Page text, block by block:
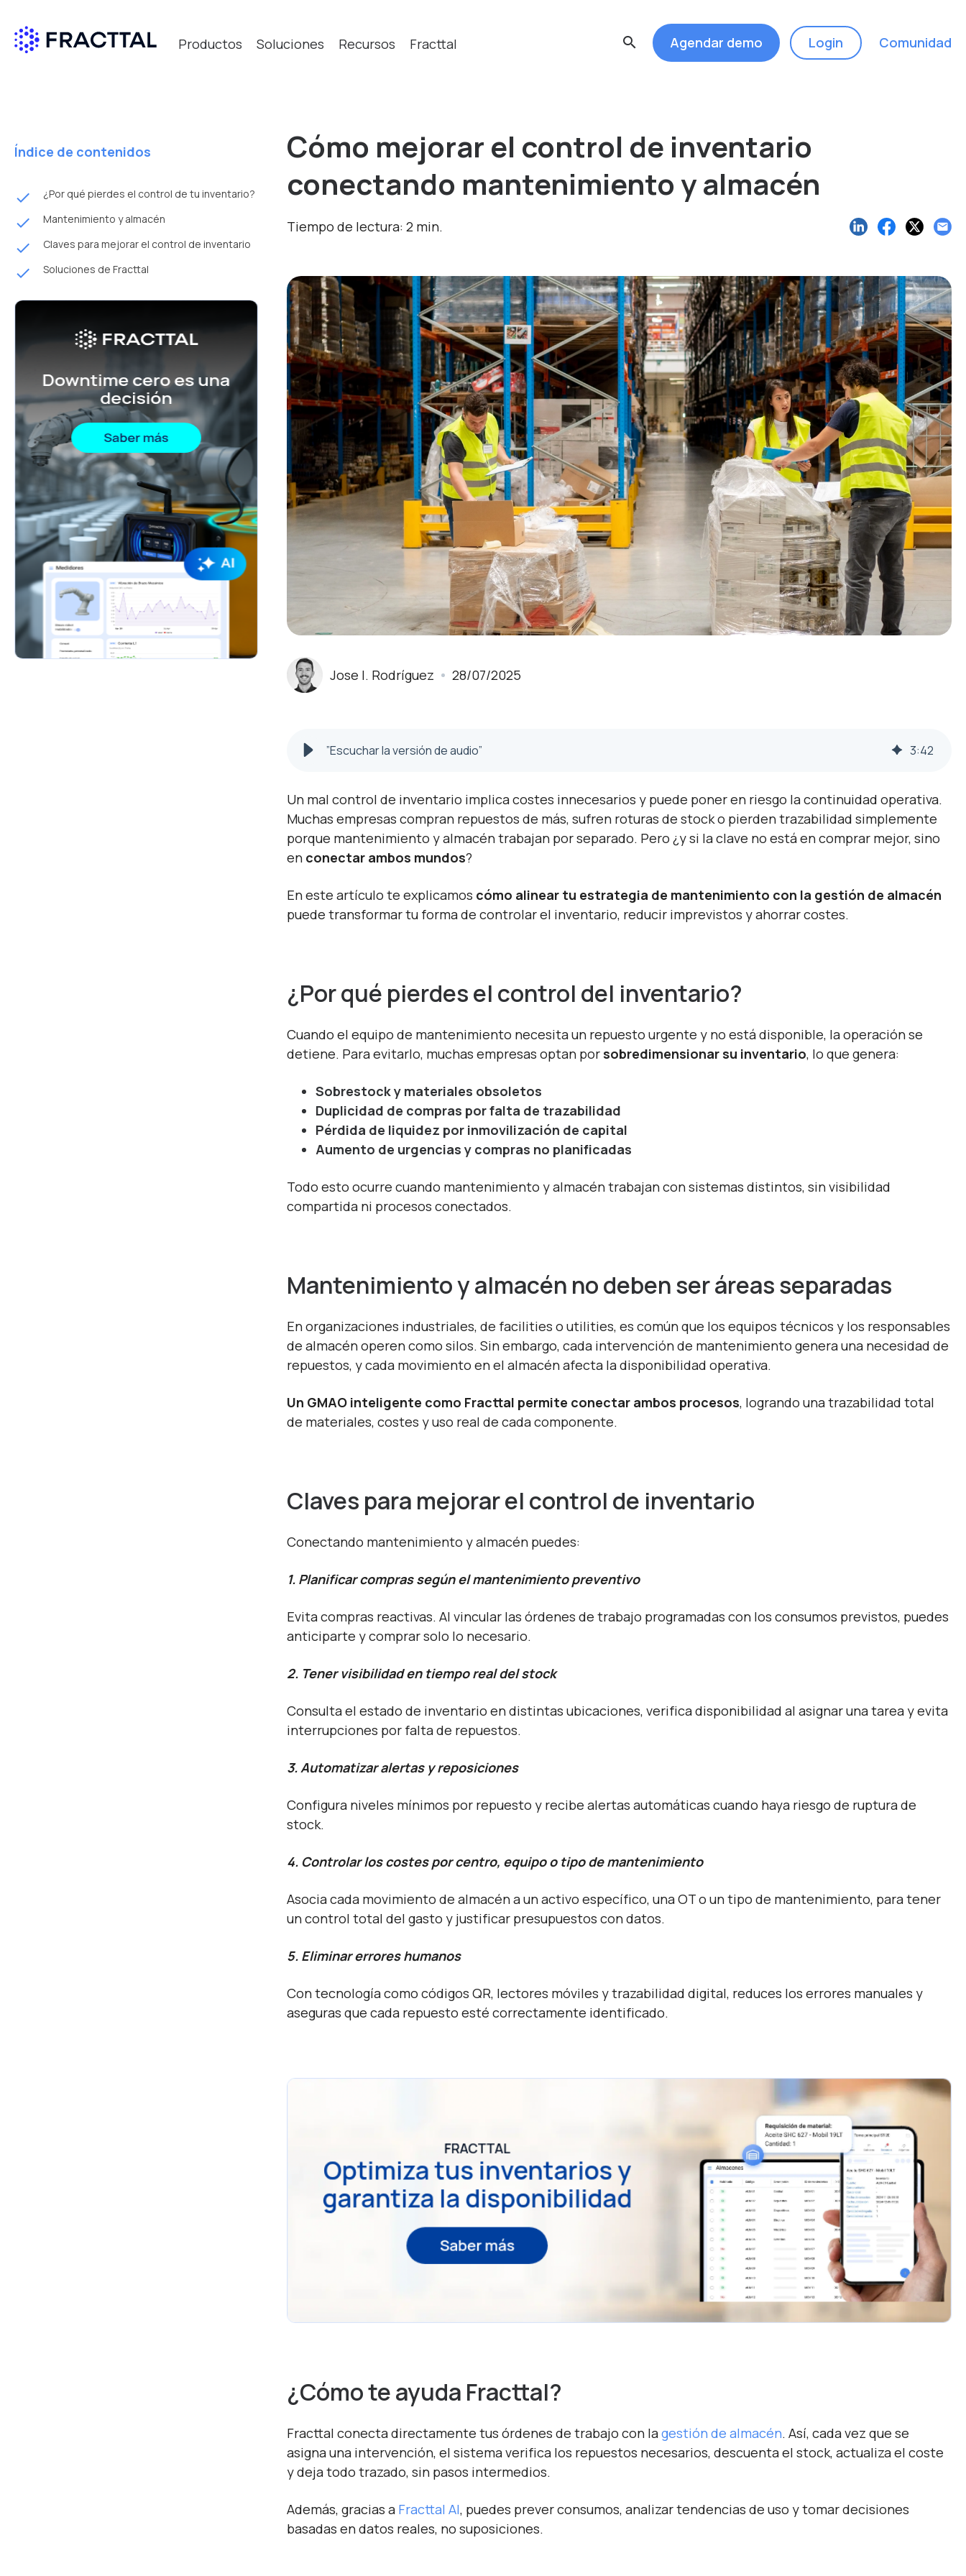
Productos Soluciones Recursos Fracttal search Agendar demo Login Comunidad
Índice de contenidos
done ¿Por qué pierdes el control de tu inventario?
done Mantenimiento y almacén
done Claves para mejorar el control de inventario
done Soluciones de Fracttal
Cómo mejorar el control de inventario
conectando mantenimiento y almacén
Tiempo de lectura: 2 min.
Jose I. Rodríguez 28/07/2025
”Escuchar la versión de audio” 3:42
Un mal control de inventario implica costes innecesarios y puede poner en riesgo la continuidad operativa.
Muchas empresas compran repuestos de más, sufren roturas de stock o pierden trazabilidad simplemente
porque mantenimiento y almacén trabajan por separado. Pero ¿y si la clave no está en comprar mejor, sino
en conectar ambos mundos?
En este artículo te explicamos cómo alinear tu estrategia de mantenimiento con la gestión de almacén
puede transformar tu forma de controlar el inventario, reducir imprevistos y ahorrar costes.
¿Por qué pierdes el control del inventario?
Cuando el equipo de mantenimiento necesita un repuesto urgente y no está disponible, la operación se
detiene. Para evitarlo, muchas empresas optan por sobredimensionar su inventario, lo que genera:
Sobrestock y materiales obsoletos
Duplicidad de compras por falta de trazabilidad
Pérdida de liquidez por inmovilización de capital
Aumento de urgencias y compras no planificadas
Todo esto ocurre cuando mantenimiento y almacén trabajan con sistemas distintos, sin visibilidad
compartida ni procesos conectados.
Mantenimiento y almacén no deben ser áreas separadas
En organizaciones industriales, de facilities o utilities, es común que los equipos técnicos y los responsables
de almacén operen como silos. Sin embargo, cada intervención de mantenimiento genera una necesidad de
repuestos, y cada movimiento en el almacén afecta la disponibilidad operativa.
Un GMAO inteligente como Fracttal permite conectar ambos procesos, logrando una trazabilidad total
de materiales, costes y uso real de cada componente.
Claves para mejorar el control de inventario
Conectando mantenimiento y almacén puedes:
1. Planificar compras según el mantenimiento preventivo
Evita compras reactivas. Al vincular las órdenes de trabajo programadas con los consumos previstos, puedes
anticiparte y comprar solo lo necesario.
2. Tener visibilidad en tiempo real del stock
Consulta el estado de inventario en distintas ubicaciones, verifica disponibilidad al asignar una tarea y evita
interrupciones por falta de repuestos.
3. Automatizar alertas y reposiciones
Configura niveles mínimos por repuesto y recibe alertas automáticas cuando haya riesgo de ruptura de
stock.
4. Controlar los costes por centro, equipo o tipo de mantenimiento
Asocia cada movimiento de almacén a un activo específico, una OT o un tipo de mantenimiento, para tener
un control total del gasto y justificar presupuestos con datos.
5. Eliminar errores humanos
Con tecnología como códigos QR, lectores móviles y trazabilidad digital, reduces los errores manuales y
aseguras que cada repuesto esté correctamente identificado.
¿Cómo te ayuda Fracttal?
Fracttal conecta directamente tus órdenes de trabajo con lagestión de almacén. Así, cada vez que se
asigna una intervención, el sistema verifica los repuestos necesarios, descuenta el stock, actualiza el coste
y deja todo trazado, sin pasos intermedios.
Además, gracias a Fracttal AI, puedes prever consumos, analizar tendencias de uso y tomar decisiones
basadas en datos reales, no suposiciones.